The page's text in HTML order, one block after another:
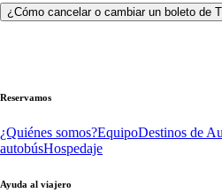
¿Cómo cancelar o cambiar un boleto de
Reservamos
¿Quiénes somos?EquipoDestinos de
autobúsHospedaje
Ayuda al viajero